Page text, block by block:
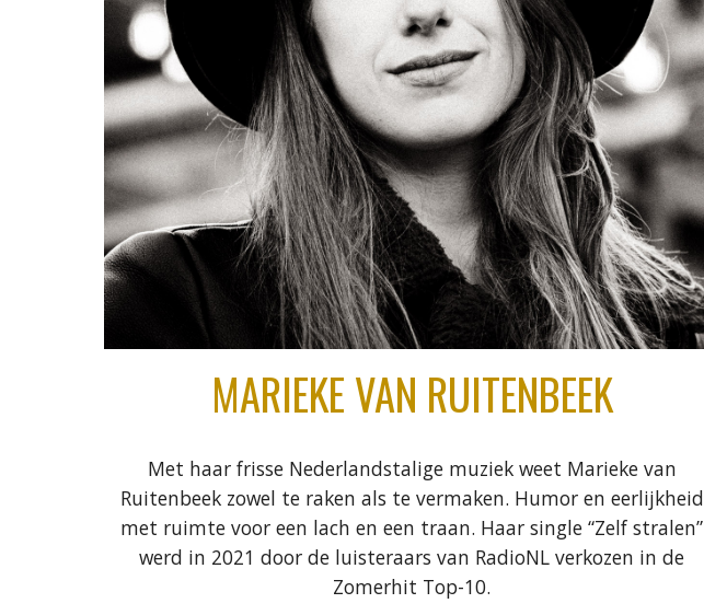
MARIEKE VAN RUITENBEEK
Met haar frisse Nederlandstalige muziek weet Marieke van
Ruitenbeek zowel te raken als te vermaken. Humor en eerlijkheid
met ruimte voor een lach en een traan. Haar single “Zelf stralen”
werd in 2021 door de luisteraars van RadioNL verkozen in de
Zomerhit Top-10.